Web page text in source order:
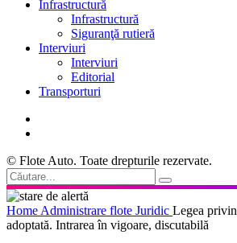
Infrastructură
Infrastructură
Siguranţă rutieră
Interviuri
Interviuri
Editorial
Transporturi
© Flote Auto. Toate drepturile rezervate.
Home Administrare flote Juridic Legea
adoptată. Intrarea în vigoare, discutabilă